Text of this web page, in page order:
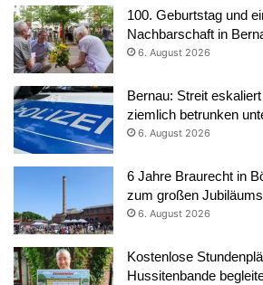
100. Geburtstag und
Nachbarschaft in
6. August 2026
Bernau: Streit
ziemlich betrunken
6. August 2026
6 Jahre Braurecht in
zum großen
6. August 2026
Kostenlose
Hussitenbande